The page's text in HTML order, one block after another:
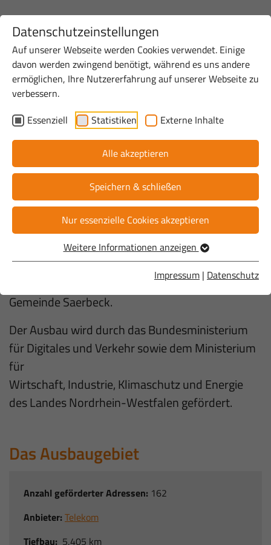
Datenschutzeinstellungen
Auf unserer Webseite werden Cookies verwendet. Einige
davon werden zwingend benötigt, während es uns andere
ermöglichen, Ihre Nutzererfahrung auf unserer Webseite zu
verbessern.
Essenziell
Statistiken Externe Inhalte
Alle akzeptieren
Speichern & schließen
Nur essenzielle Cookies akzeptieren
Weitere Informationen anzeigen
Impressum | Datenschutz
Startseite Standort Digitale Infrastruktur Saerbeck
Saerbeck: Ausbauprojekt
Gewerbegebiete
Hier findest Du alle wichtigen Informationen zum
Breitbandausbau in den Gewerbegebieten der
Gemeinde Saerbeck.
Der Ausbau wird durch das Bundesministerium
für Digitales und Verkehr sowie dem Ministerium
für
Wirtschaft, Industrie, Klimaschutz und Energie
des Landes Nordrhein-Westfalen gefördert.
Das Ausbaugebiet
Anzahl geförderter Adressen: 162
Anbieter: Telekom
Tiefbau: 5,405 km